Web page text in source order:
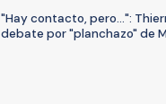
"Hay contacto, pero...":
debate por "planchazo" de